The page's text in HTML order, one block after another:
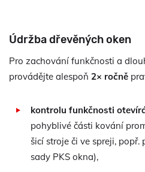
Údržba dřevěných oken
Pro zachování funkčnosti a
provádějte alespoň 2× ročně
kontrolu funkčnosti
pohyblivé části kování
šicí stroje či ve spreji,
sady PKS okna),